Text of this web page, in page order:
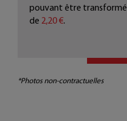
pouvant être
de 2,20 €.
*Photos non-contractuelles